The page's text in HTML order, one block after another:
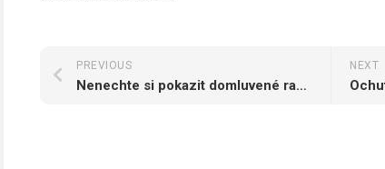
NEXT
PREVIOUS
Nenechte si pokazit domluvené rande kvůli úniku vody v bytě